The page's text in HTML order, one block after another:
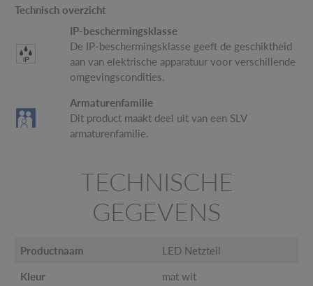
Technisch overzicht
IP-beschermingsklasse
De IP-beschermingsklasse geeft de geschiktheid
aan van elektrische apparatuur voor verschillende
omgevingscondities.
Armaturenfamilie
Dit product maakt deel uit van een SLV
armaturenfamilie.
TECHNISCHE
GEGEVENS
Productnaam LED Netzteil
Kleur mat wit